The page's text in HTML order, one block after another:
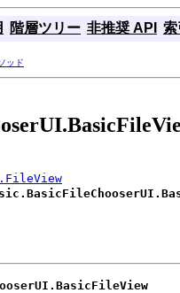
階層ツリー 非推奨 API 索
ッド